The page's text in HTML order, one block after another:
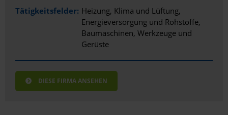
Tätigkeitsfelder: Heizung, Klima und Lüftung
Energieversorgung und Rohstoffe
Baumaschinen, Werkzeuge und
Gerüste
DIESE FIRMA ANSEHEN